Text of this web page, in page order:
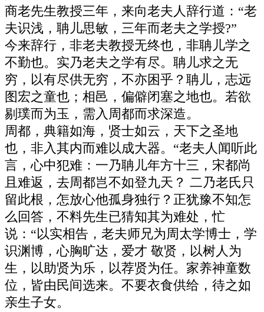
商老先生教授三年，来向老夫人辞行道：“老
夫识浅，聃儿思敏，三年而老夫之学授?”
今来辞行，非老夫教授无终也，非聃儿学之
不勤也。实乃老夫之学有尽。聃儿求之无
穷，以有尽供无穷，不亦困乎？聃儿，志远
图宏之童也；相邑，偏僻闭塞之地也。若欲
剔璞而为玉，需入周都而求深造。
周都，典籍如海，贤士如云，天下之圣地
也，非入其内而难以成大器。“老夫人闻听此
言，心中犯难：一乃聃儿年方十三，宋都尚
且难返，去周都岂不如登九天？ 二乃老氏只
留此根，怎放心他孤身独行？正犹豫不知怎
么回答，不料先生已猜知其为难处，忙
说：“以实相告，老夫师兄为周太学博士，学
识渊博，心胸旷达，爱才 敬贤，以树人为
生，以助贤为乐，以荐贤为任。家养神童数
位，皆由民间选来。不要衣食供给，待之如
亲生子女。